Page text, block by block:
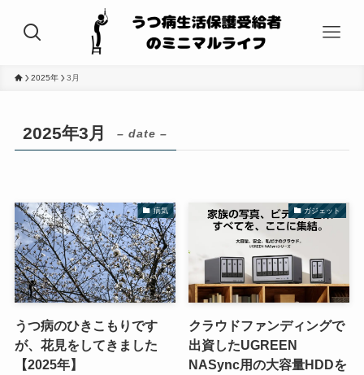
2025年 3月
2025年3月 – date –
病気
うつ病のひきこもりです
が、花見をしてきました
【2025年】
ガジェット
クラウドファンディングで
出資したUGREEN
NASync用の大容量HDDを